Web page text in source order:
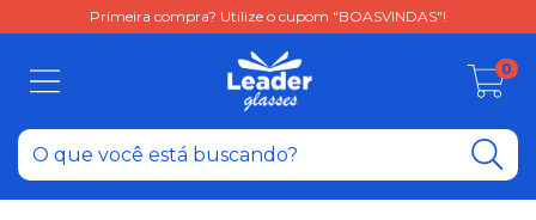
Primeira compra? Utilize o cupom "BOASVINDAS"!
0